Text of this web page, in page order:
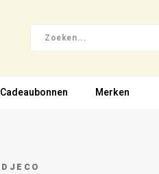
Cadeaubonnen Merken
DJECO